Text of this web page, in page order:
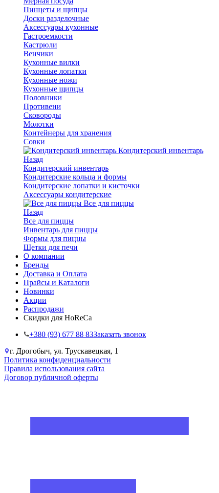
Пинцеты и щипцы
Доски разделочные
Аксессуары кухонные
Гастроемкости
Кастрюли
Венчики
Кухонные вилки
Кухонные лопатки
Кухонные ножи
Кухонные щипцы
Половники
Противени
Сковороды
Молотки
Контейнеры для хранения
Совки
Кондитерский инвентарь
Назад
Кондитерский инвентарь
Кондитерские кольца и формы
Кондитерские лопатки и кисточки
Аксессуары кондитерские
Все для пиццы
Назад
Все для пиццы
Инвентарь для пиццы
Формы для пиццы
Щетки для печи
О компании
Бренды
Доставка и Оплата
Прайсы и Каталоги
Новинки
Акции
Распродажи
Скидки для HoReCa
+38‎0 (93) 677 88 83Заказать звонок
г. Дрогобыч, ул. Трускавецкая, 1
Политика конфиденциальности
Правила использования сайта
Договор публичной оферты